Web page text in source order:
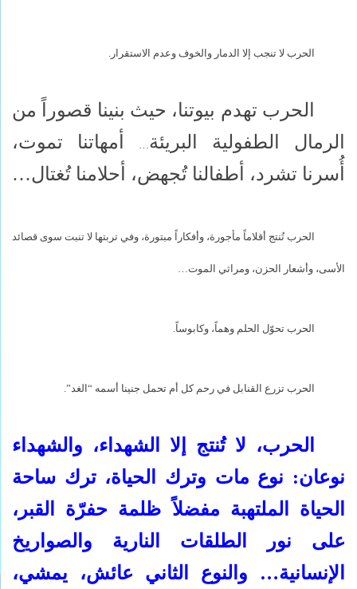
الحرب لا تنجب إلا الدمار والخوف وعدم الاستقرار.
الحرب تهدم بيوتنا، حيث بنينا قصوراً من
الرمال الطفولية البريئة…
أمهاتنا تموت،
أُسرنا تشرد، أطفالنا تُجهض، أحلامنا تُغتال…
الحرب تُنتج أقلاماً مأجورة، وأفكاراً مبتورة، وفي تربتها لا تنبت سوى قصائد
الأسى، وأشعار الحزن، ومراثي الموت…
الحرب تحوّل الحلم وهماً، وكابوساً.
الحرب تزرع القنابل في رحم كل أم تحمل جنينا أسمه “الغد”.
الحرب، لا تُنتج إلا الشهداء، والشهداء
نوعان: نوع مات وترك الحياة، ترك ساحة
الحياة الملتهبة مفضلاً ظلمة حفرّة القبر،
على نور الطلقات النارية والصواريخ
الإنسانية… والنوع الثاني عائش، يمشي،